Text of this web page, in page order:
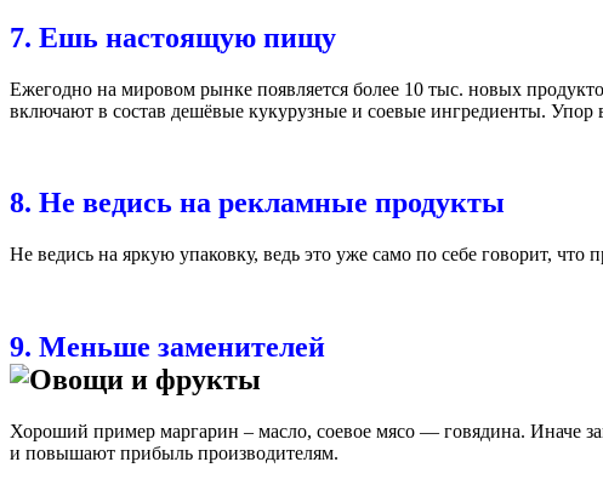
7. Ешь настоящую пищу
Ежегодно на мировом рынке появляется более 10 тыс. новых
включают в состав дешёвые кукурузные и соевые ингредиенты.
8. Не ведись на рекламные продукты
Не ведись на яркую упаковку, ведь это уже само по себе говорит,
9. Меньше заменителей
Хороший пример маргарин – масло, соевое мясо — говядина. Иначе
и повышают прибыль производителям.